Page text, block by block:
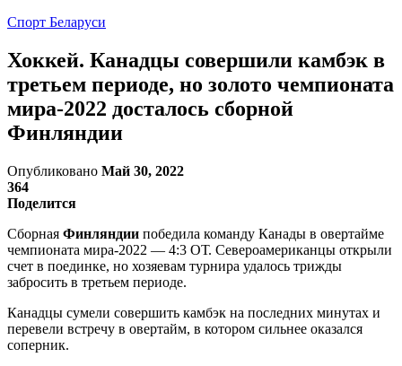
Спорт Беларуси
Хоккей. Канадцы совершили камбэк в
третьем периоде, но золото чемпионата
мира-2022 досталось сборной
Финляндии
Опубликовано Май 30, 2022
364
Поделится
Сборная Финляндии победила команду Канады в овертайме
чемпионата мира-2022 — 4:3 ОТ. Североамериканцы открыли
счет в поединке, но хозяевам турнира удалось трижды
забросить в третьем периоде.
Канадцы сумели совершить камбэк на последних минутах и
перевели встречу в овертайм, в котором сильнее оказался
соперник.